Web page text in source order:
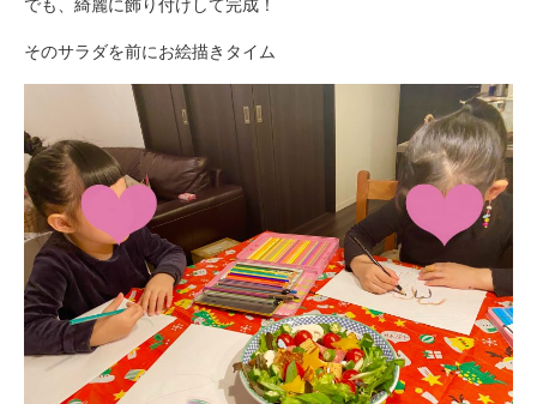
でも、綺麗に飾り付けして完成！
そのサラダを前にお絵描きタイム